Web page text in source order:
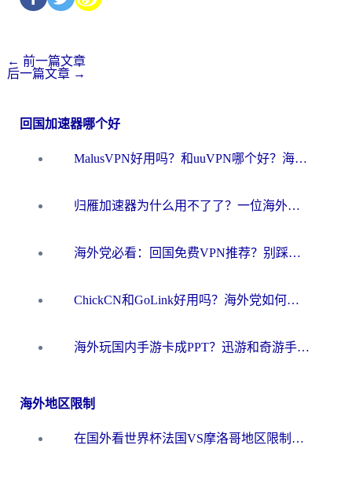
← 前一篇文章
后一篇文章 →
回国加速器哪个好
MalusVPN好用吗？和uuVPN哪个好？海外党无缝访问国内资源的真实对比与选择指南
归雁加速器为什么用不了了？一位海外游子的真实困惑与技术解答
海外党必看：回国免费VPN推荐？别踩坑！教你选对加速器无缝刷国内资源
ChickCN和GoLink好用吗？海外党如何选对回国加速器
海外玩国内手游卡成PPT？迅游和奇游手游哪个好？一篇讲透回国加速器怎么选
海外地区限制
在国外看世界杯法国VS摩洛哥地区限制？这篇指南让你流畅看中文解说无压力